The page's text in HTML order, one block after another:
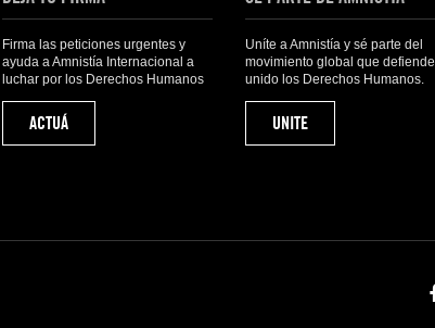
Firma las peticiones urgentes y
ayuda a Amnistía Internacional a
luchar por los Derechos Humanos
ACTUÁ
Uníte a Amnistía y sé parte del
movimiento global que defiende
unido los Derechos Humanos.
UNITE